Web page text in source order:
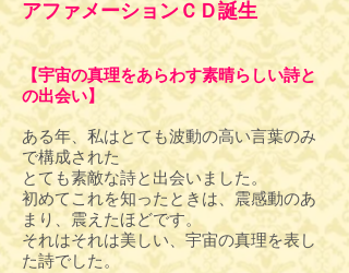
アファメーションＣＤ誕生
【宇宙の真理をあらわす素晴らしい詩と
の出会い】
ある年、私はとても波動の高い言葉のみ
で構成された
とても素敵な詩と出会いました。
初めてこれを知ったときは、震感動のあ
まり、震えたほどです。
それはそれは美しい、宇宙の真理を表し
た詩でした。